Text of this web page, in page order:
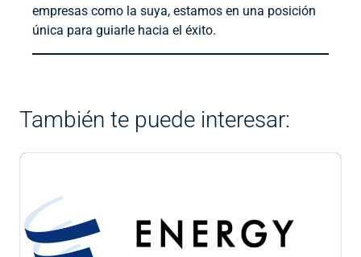
empresas como la suya, estamos en una posición
única para guiarle hacia el éxito.
También te puede interesar: